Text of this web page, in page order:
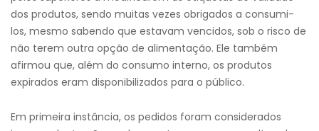
dos produtos, sendo muitas vezes obrigados a consumi-
los, mesmo sabendo que estavam vencidos, sob o risco de
não terem outra opção de alimentação. Ele também
afirmou que, além do consumo interno, os produtos
expirados eram disponibilizados para o público.
Em primeira instância, os pedidos foram considerados